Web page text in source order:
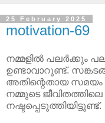
25 February 2025
motivation-69
നമ്മളിൽ പലർക്കും
ഉണ്ടാവാറുണ്ട്.
അതിന്റെതായ
നമ്മുടെ
നഷ്ടപ്പെടുത്തിയിട്ടുണ്ട്.